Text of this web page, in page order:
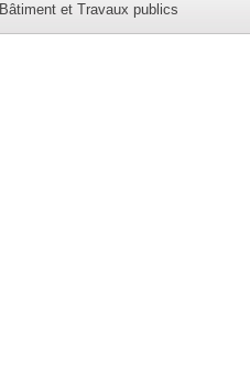
Bâtiment et Travaux publics